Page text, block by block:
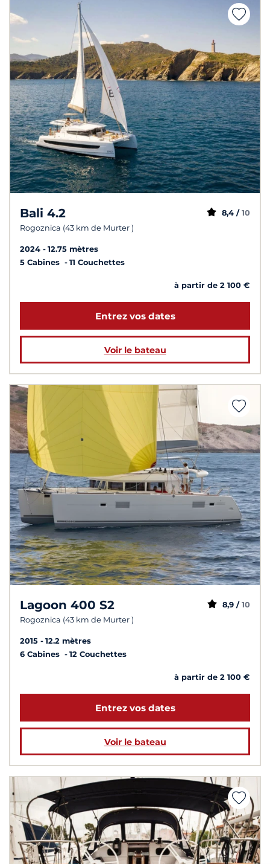
Bali 4.2
Rogoznica (43 km de Murter )
8,4 / 10
2024
12.75 mètres
5 Cabines
11 Couchettes
à partir de 2 100 €
Entrez vos dates
Voir le bateau
Lagoon 400 S2
Rogoznica (43 km de Murter )
8,9 / 10
2015
12.2 mètres
6 Cabines
12 Couchettes
à partir de 2 100 €
Entrez vos dates
Voir le bateau